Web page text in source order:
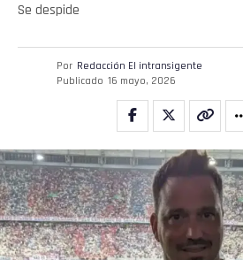
Se despide
Por Redacción El intransigente
Publicado 16 mayo, 2026